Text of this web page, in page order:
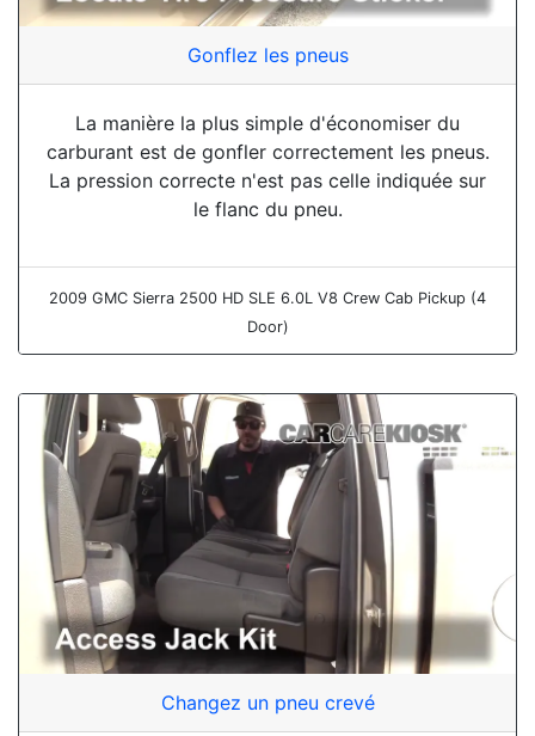
Gonflez les pneus
La manière la plus simple d'économiser du
carburant est de gonfler correctement les pneus.
La pression correcte n'est pas celle indiquée sur
le flanc du pneu.
2009 GMC Sierra 2500 HD SLE 6.0L V8 Crew Cab Pickup (4
Door)
Changez un pneu crevé